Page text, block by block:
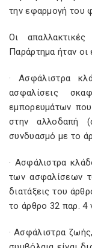
την εφαρμογή του
Οι
Παράρτημα ήταν οι
· Ασφάλιστρα
ασφαλίσεις
εμπορευμάτων
στην αλλοδαπή
συνδυασμό με το
· Ασφάλιστρα
των ασφαλίσεων
διατάξεις του
το άρθρο 32 παρ. 4
· Ασφάλιστρα